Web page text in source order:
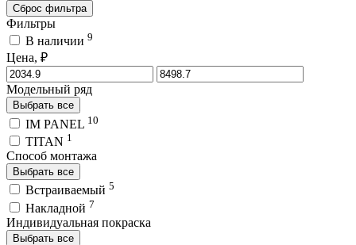
Сброс фильтра
Фильтры
В наличии 9
Цена, ₽
Модельный ряд
Выбрать все
IM PANEL 10
TITAN 1
Способ монтажа
Выбрать все
Встраиваемый 5
Накладной 7
Индивидуальная покраска
Выбрать все